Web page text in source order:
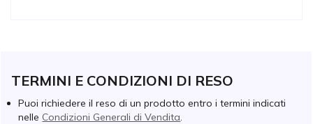
TERMINI E CONDIZIONI DI RESO
Puoi richiedere il reso di un prodotto entro i termini indicati
nelle Condizioni Generali di Vendita.